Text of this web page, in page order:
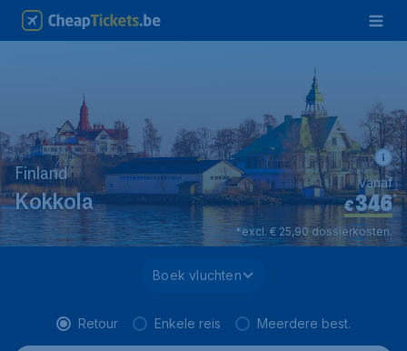
Finland
Kokkola €346*
vanaf
*excl. € 25,90 dossierkosten.
Boek vluchten
Retour Enkele reis Meerdere best.